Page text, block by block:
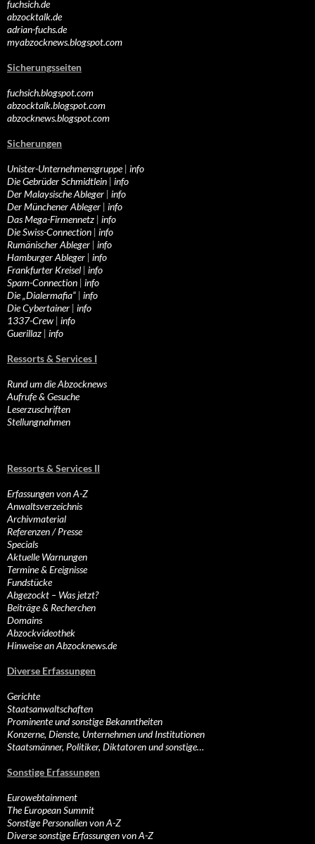
fuchsich.de
abzocktalk.de
adrian-fuchs.de
myabzocknews.blogspot.com
Sicherungsseiten
fuchsich.blogspot.com
abzocktalk.blogspot.com
abzocknews.blogspot.com
Sicherungen
Unister-Unternehmensgruppe| info
Die Gebrüder Schmidtlein | info
Der Malaysische Ableger | info
Der Münchener Ableger | info
Das Mega-Firmennetz | info
Die Swiss-Connection | info
Rumänischer Ableger | info
Hamburger Ableger | info
Frankfurter Kreisel | info
Spam-Connection | info
Die „Dialermafia“ | info
Die Cybertainer | info
1337-Crew | info
Guerillaz | info
Ressorts & Services I
Rund um die Abzocknews
Aufrufe & Gesuche
Leserzuschriften
Stellungnahmen
Ressorts & Services II
Erfassungen von A-Z
Anwaltsverzeichnis
Archivmaterial
Referenzen / Presse
Specials
Aktuelle Warnungen
Termine & Ereignisse
Fundstücke
Abgezockt – Was jetzt?
Beiträge & Recherchen
Domains
Abzockvideothek
Hinweise an Abzocknews.de
Diverse Erfassungen
Gerichte
Staatsanwaltschaften
Prominente und sonstige Bekanntheiten
Konzerne, Dienste, Unternehmen und Institutionen
Staatsmänner, Politiker, Diktatoren und sonstige…
Sonstige Erfassungen
Eurowebtainment
The European Summit
Sonstige Personalien von A-Z
Diverse sonstige Erfassungen von A-Z